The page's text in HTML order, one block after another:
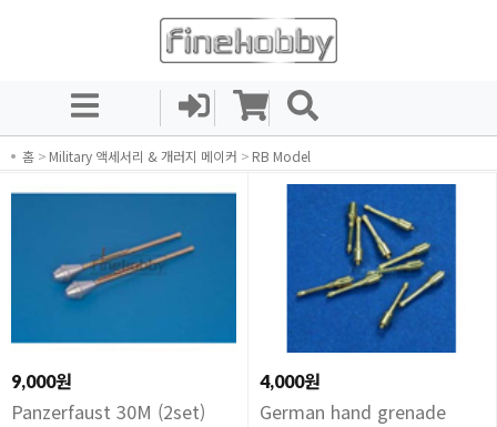
홈 > Military 액세서리 & 개러지 메이커 > RB Model
9,000원
Panzerfaust 30M (2set)
4,000원
German hand grenade